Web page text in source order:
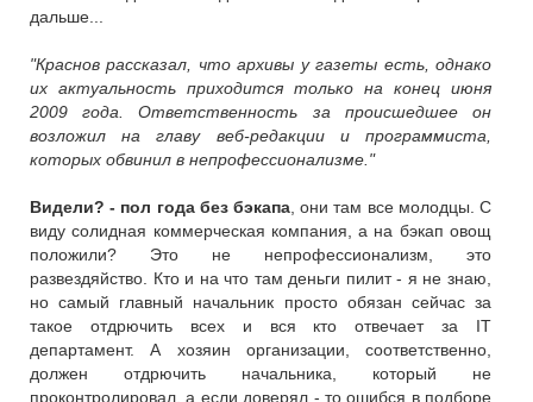
дальше...
"Краснов рассказал, что архивы у газеты есть, однако
их актуальность приходится только на конец июня
2009 года. Ответственность за происшедшее он
возложил на главу веб-редакции и программиста,
которых обвинил в непрофессионализме."
Видели? - пол года без бэкапа , они там все молодцы. С
виду солидная коммерческая компания, а на бэкап овощ
положили? Это не непрофессионализм, это
развездяйство. Кто и на что там деньги пилит - я не знаю,
но самый главный начальник просто обязан сейчас за
такое отдрючить всех и вся кто отвечает за IT
департамент. А хозяин организации, соответственно,
должен отдрючить начальника, который не
проконтролировал, а если доверял - то ошибся в подборе